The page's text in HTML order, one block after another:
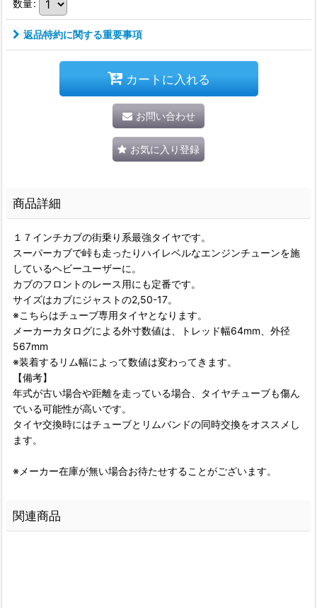
数量:
返品特約に関する重要事項
カートに入れる
お問い合わせ
お気に入り登録
商品詳細
１７インチカブの街乗り系最強タイヤです。
スーパーカブで峠も走ったりハイレベルなエンジンチューンを施
しているヘビーユーザーに。
カブのフロントのレース用にも定番です。
サイズはカブにジャストの2,50-17。
※こちらはチューブ専用タイヤとなります。
メーカーカタログによる外寸数値は、トレッド幅64mm、外径
567mm
※装着するリム幅によって数値は変わってきます。
【備考】
年式が古い場合や距離を走っている場合、タイヤチューブも傷ん
でいる可能性が高いです。
タイヤ交換時にはチューブとリムバンドの同時交換をオススメし
ます。
※メーカー在庫が無い場合お待たせすることがございます。
関連商品